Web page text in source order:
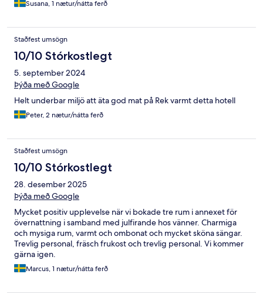
Susana, 1 nætur/nátta ferð
Staðfest umsögn
10/10 Stórkostlegt
5. september 2024
Þýða með Google
Helt underbar miljö att äta god mat på Rek varmt detta hotell
Peter, 2 nætur/nátta ferð
Staðfest umsögn
10/10 Stórkostlegt
28. desember 2025
Þýða með Google
Mycket positiv upplevelse när vi bokade tre rum i annexet för
övernattning i samband med julfirande hos vänner. Charmiga
och mysiga rum, varmt och ombonat och mycket sköna sängar.
Trevlig personal, fräsch frukost och trevlig personal. Vi kommer
gärna igen.
Marcus, 1 nætur/nátta ferð